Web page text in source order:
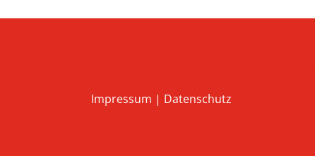
Impressum | Datenschutz